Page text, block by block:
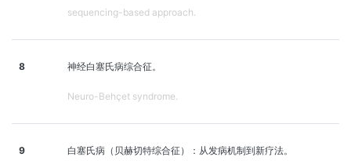
sequencing-based approach.
8 神经白塞氏病综合征。
Neuro-Behçet syndrome.
9 白塞氏病（贝赫切特综合征）：从发病机制到新疗法。